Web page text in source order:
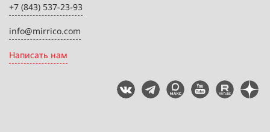
+7 (843) 537-23-93
info@mirrico.com
Написать нам